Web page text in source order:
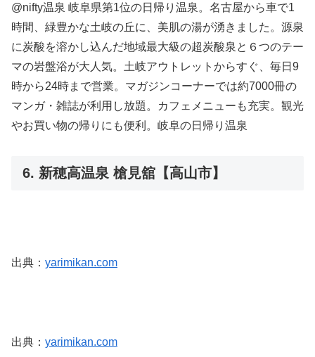
@nifty温泉 岐阜県第1位の日帰り温泉。名古屋から車で1
時間、緑豊かな土岐の丘に、美肌の湯が湧きました。源泉
に炭酸を溶かし込んだ地域最大級の超炭酸泉と６つのテー
マの岩盤浴が大人気。土岐アウトレットからすぐ、毎日9
時から24時まで営業。マガジンコーナーでは約7000冊の
マンガ・雑誌が利用し放題。カフェメニューも充実。観光
やお買い物の帰りにも便利。岐阜の日帰り温泉
6. 新穂高温泉 槍見舘【高山市】
出典： yarimikan.com
出典： yarimikan.com